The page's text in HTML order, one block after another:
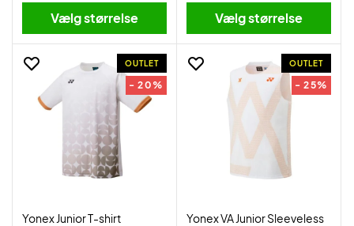
Vælg størrelse Vælg størrelse
OUTLET
- 20%
Yonex Junior T-shirt
OUTLET
- 25%
Yonex VA Junior Sleeveless